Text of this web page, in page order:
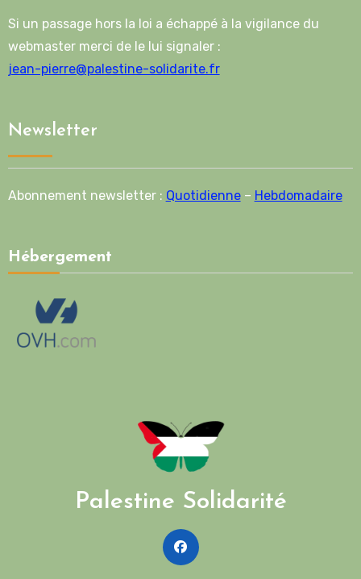
Si un passage hors la loi a échappé à la vigilance du
webmaster merci de le lui signaler :
jean-pierre@palestine-solidarite.fr
Newsletter
Abonnement newsletter : Quotidienne– Hebdomadaire
Hébergement
Palestine Solidarité